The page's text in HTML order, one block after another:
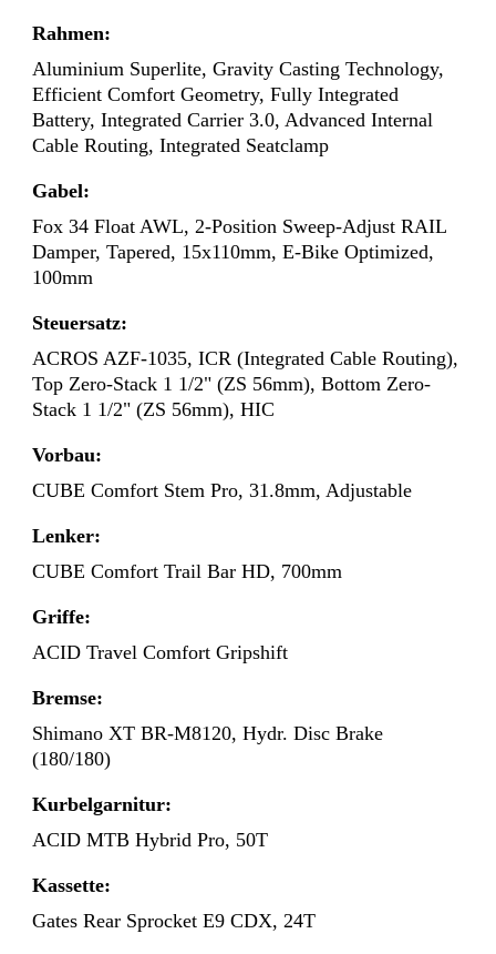
Rahmen:
Aluminium Superlite, Gravity Casting Technology,
Efficient Comfort Geometry, Fully Integrated
Battery, Integrated Carrier 3.0, Advanced Internal
Cable Routing, Integrated Seatclamp
Gabel:
Fox 34 Float AWL, 2-Position Sweep-Adjust RAIL
Damper, Tapered, 15x110mm, E-Bike Optimized,
100mm
Steuersatz:
ACROS AZF-1035, ICR (Integrated Cable Routing),
Top Zero-Stack 1 1/2" (ZS 56mm), Bottom Zero-
Stack 1 1/2" (ZS 56mm), HIC
Vorbau:
CUBE Comfort Stem Pro, 31.8mm, Adjustable
Lenker:
CUBE Comfort Trail Bar HD, 700mm
Griffe:
ACID Travel Comfort Gripshift
Bremse:
Shimano XT BR-M8120, Hydr. Disc Brake
(180/180)
Kurbelgarnitur:
ACID MTB Hybrid Pro, 50T
Kassette:
Gates Rear Sprocket E9 CDX, 24T